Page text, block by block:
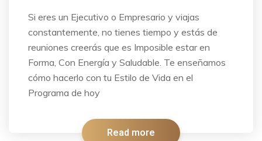
Si eres un Ejecutivo o Empresario y viajas
constantemente, no tienes tiempo y estás de
reuniones creerás que es Imposible estar en
Forma, Con Energía y Saludable. Te enseñamos
cómo hacerlo con tu Estilo de Vida en el
Programa de hoy
Read more